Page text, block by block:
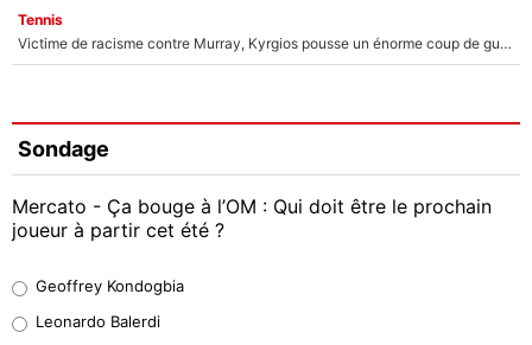
Tennis
Victime de racisme contre Murray, Kyrgios pousse un énorme coup de gueule !
Sondage
Mercato - Ça bouge à l’OM : Qui doit être le prochain
joueur à partir cet été ?
38%
Geoffrey Kondogbia
Leonardo Balerdi